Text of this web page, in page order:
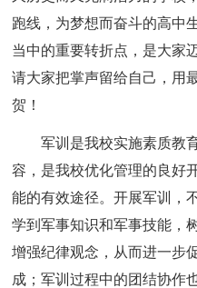
跑线，为梦想而奋斗的高中
当中的重要转折点，是大家
请大家把掌声留给自己，用
贺！
军训是我校实施素质教
容，是我校优化管理的良好
能的有效途径。开展军训，
学到军事知识和军事技能，
增强纪律观念，从而进一步
成；军训过程中的团结协作